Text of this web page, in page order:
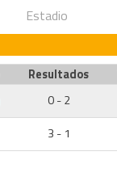
Estadio
Resultados
0 - 2
3 - 1